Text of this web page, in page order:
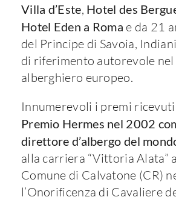
Villa d’Este, Hotel des
Hotel Eden a Roma e da 21
del Principe di Savoia,
di riferimento autorevole nel
alberghiero europeo.
Innumerevoli i premi
Premio Hermes nel 2002
direttore d’albergo del
alla carriera “Vittoria Alata”
Comune di Calvatone (CR)
l’Onorificenza di Cavaliere